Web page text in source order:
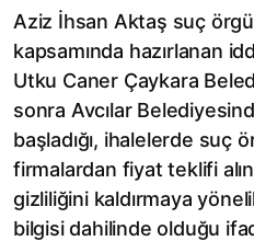
Aziz İhsan Aktaş suç
kapsamında hazırlanan
Utku Caner Çaykara
sonra Avcılar
başladığı, ihalelerde suç
firmalardan fiyat teklifi
gizliliğini kaldırmaya
bilgisi dahilinde olduğu